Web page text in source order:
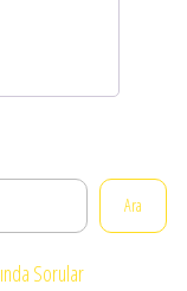
Ara
Sorular